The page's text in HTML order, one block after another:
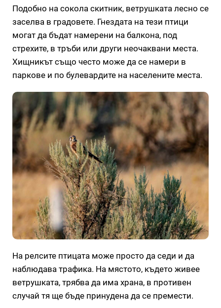
Подобно на сокола скитник, ветрушката лесно се
заселва в градовете. Гнездата на тези птици
могат да бъдат намерени на балкона, под
стрехите, в тръби или други неочаквани места.
Хищникът също често може да се намери в
паркове и по булевардите на населените места.
На релсите птицата може просто да седи и да
наблюдава трафика. На мястото, където живее
ветрушката, трябва да има храна, в противен
случай тя ще бъде принудена да се премести.